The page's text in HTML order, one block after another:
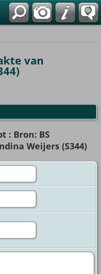
van
: Bron: BS
Weijers (S344)